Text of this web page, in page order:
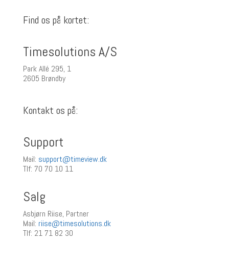
Find os på kortet:
Timesolutions A/S
Park Allé 295, 1
2605 Brøndby
Kontakt os på:
Support
Mail: support@timeview.dk
Tlf: 70 70 10 11
Salg
Asbjørn Riise, Partner
Mail: riise@timesolutions.dk
Tlf: 21 71 82 30